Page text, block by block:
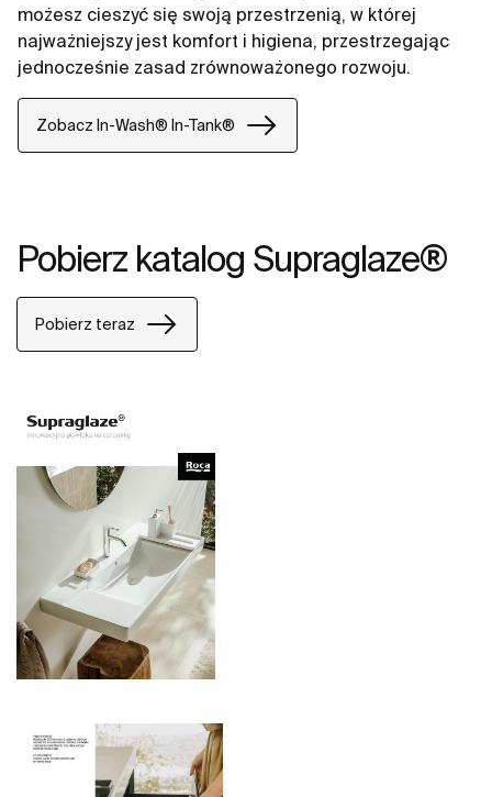
możesz cieszyć się swoją przestrzenią, w której
najważniejszy jest komfort i higiena, przestrzegając
jednocześnie zasad zrównoważonego rozwoju.
Zobacz In-Wash® In-Tank®
Pobierz katalog Supraglaze®
Pobierz teraz